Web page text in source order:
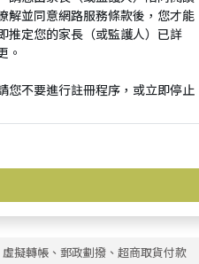
擬轉帳、郵政劃撥、超商取貨付款